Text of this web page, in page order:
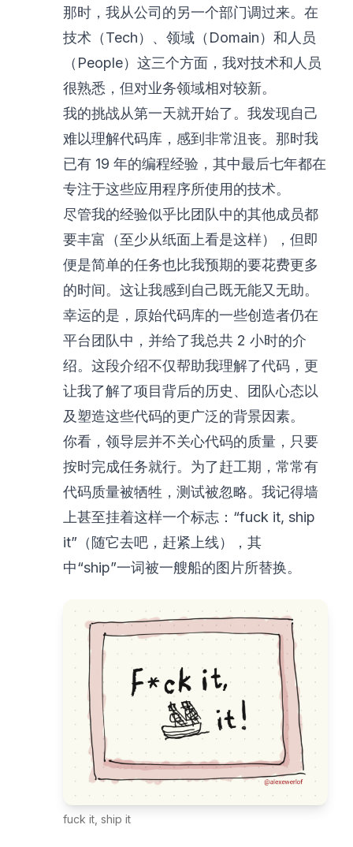
那时，我从公司的另一个部门调过来。在
技术（Tech）、领域（Domain）和人员
（People）这三个方面，我对技术和人员
很熟悉，但对业务领域相对较新。
我的挑战从第一天就开始了。我发现自己
难以理解代码库，感到非常沮丧。那时我
已有 19 年的编程经验，其中最后七年都在
专注于这些应用程序所使用的技术。
尽管我的经验似乎比团队中的其他成员都
要丰富（至少从纸面上看是这样），但即
便是简单的任务也比我预期的要花费更多
的时间。这让我感到自己既无能又无助。
幸运的是，原始代码库的一些创造者仍在
平台团队中，并给了我总共 2 小时的介
绍。这段介绍不仅帮助我理解了代码，更
让我了解了项目背后的历史、团队心态以
及塑造这些代码的更广泛的背景因素。
你看，领导层并不关心代码的质量，只要
按时完成任务就行。为了赶工期，常常有
代码质量被牺牲，测试被忽略。我记得墙
上甚至挂着这样一个标志：“fuck it, ship
it”（随它去吧，赶紧上线），其
中“ship”一词被一艘船的图片所替换。
fuck it, ship it